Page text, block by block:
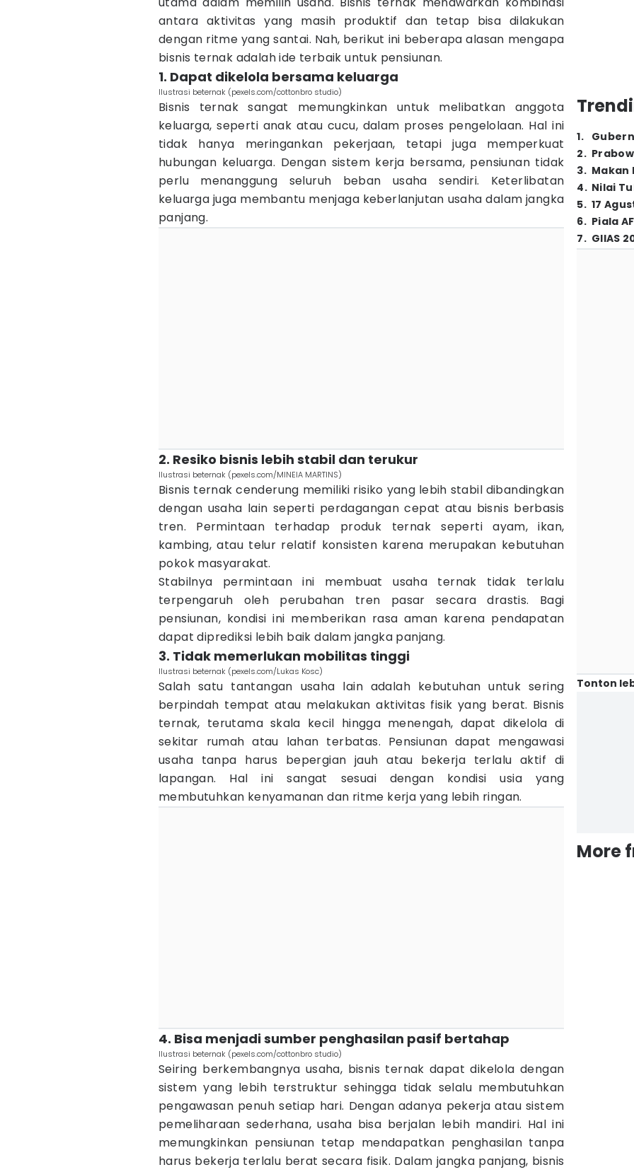
antara aktivitas yang masih produktif dan tetap bisa dilakukan
dengan ritme yang santai. Nah, berikut ini beberapa alasan mengapa
bisnis ternak adalah ide terbaik untuk pensiunan.
1. Dapat dikelola bersama keluarga
Ilustrasi beternak (pexels.com/cottonbro studio)
Bisnis ternak sangat memungkinkan untuk melibatkan anggota
keluarga, seperti anak atau cucu, dalam proses pengelolaan. Hal ini
tidak hanya meringankan pekerjaan, tetapi juga memperkuat
hubungan keluarga. Dengan sistem kerja bersama, pensiunan tidak
perlu menanggung seluruh beban usaha sendiri. Keterlibatan
keluarga juga membantu menjaga keberlanjutan usaha dalam jangka
panjang.
2. Resiko bisnis lebih stabil dan terukur
Ilustrasi beternak (pexels.com/MINEIA MARTINS)
Bisnis ternak cenderung memiliki risiko yang lebih stabil dibandingkan
dengan usaha lain seperti perdagangan cepat atau bisnis berbasis
tren. Permintaan terhadap produk ternak seperti ayam, ikan,
kambing, atau telur relatif konsisten karena merupakan kebutuhan
pokok masyarakat.
Stabilnya permintaan ini membuat usaha ternak tidak terlalu
terpengaruh oleh perubahan tren pasar secara drastis. Bagi
pensiunan, kondisi ini memberikan rasa aman karena pendapatan
dapat diprediksi lebih baik dalam jangka panjang.
3. Tidak memerlukan mobilitas tinggi
Ilustrasi beternak (pexels.com/Lukas Kosc)
Salah satu tantangan usaha lain adalah kebutuhan untuk sering
berpindah tempat atau melakukan aktivitas fisik yang berat. Bisnis
ternak, terutama skala kecil hingga menengah, dapat dikelola di
sekitar rumah atau lahan terbatas. Pensiunan dapat mengawasi
usaha tanpa harus bepergian jauh atau bekerja terlalu aktif di
lapangan. Hal ini sangat sesuai dengan kondisi usia yang
membutuhkan kenyamanan dan ritme kerja yang lebih ringan.
4. Bisa menjadi sumber penghasilan pasif bertahap
Ilustrasi beternak (pexels.com/cottonbro studio)
Seiring berkembangnya usaha, bisnis ternak dapat dikelola dengan
sistem yang lebih terstruktur sehingga tidak selalu membutuhkan
pengawasan penuh setiap hari. Dengan adanya pekerja atau sistem
pemeliharaan sederhana, usaha bisa berjalan lebih mandiri. Hal ini
memungkinkan pensiunan tetap mendapatkan penghasilan tanpa
harus bekerja terlalu berat secara fisik. Dalam jangka panjang, bisnis
1.
2.
3. Makan
4. Nilai
5. 17
6. Piala
7. GIIAS
Tonton
More